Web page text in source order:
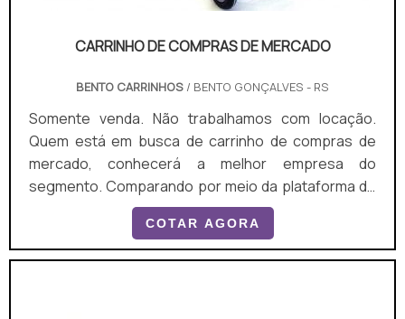
CARRINHO DE COMPRAS DE MERCADO
BENTO CARRINHOS / BENTO GONÇALVES - RS
Somente venda. Não trabalhamos com locação.
Quem está em busca de carrinho de compras de
mercado, conhecerá a melhor empresa do
segmento. Comparando por meio da plataforma de
divulgação das indústrias e encontrando a maior
referência no mercado em seu próprio segmento. É
importante lembrar que o produto deve sempre ser
COTAR AGORA